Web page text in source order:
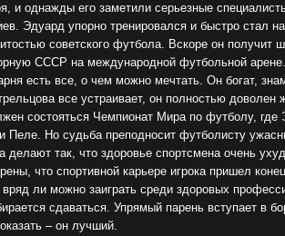
и однажды его заметили серьезные
Эдуард упорно тренировался и быстро стал
советского футбола. Вскоре он получит
СССР на международной футбольной арене.
есть все, о чем можно мечтать. Он богат,
все устраивает, он полностью доволен
состояться Чемпионат Мира по футболу, где
Пеле. Но судьба преподносит футболисту
делают так, что здоровье спортсмена очень
что спортивной карьере игрока пришел
ли можно заиграть среди здоровых
сдаваться. Упрямый парень вступает в
– он лучший.